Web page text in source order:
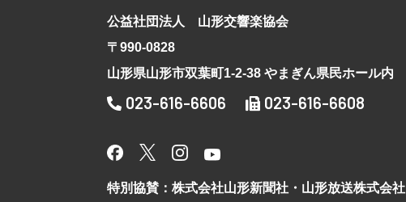
公益社団法人 山形交響楽協会
〒990-0828
山形県山形市双葉町1-2-38 やまぎん県民ホール内
023-616-6606 023-616-6608
特別協賛：株式会社山形新聞社・山形放送株式会社